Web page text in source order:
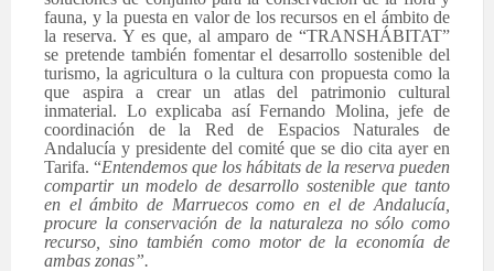
fauna, y la puesta en valor de los recursos en el ámbito de
la reserva. Y es que, al amparo de “TRANSHÁBITAT”
se pretende también fomentar el desarrollo sostenible del
turismo, la agricultura o la cultura con propuesta como la
que aspira a crear un atlas del patrimonio cultural
inmaterial. Lo explicaba así Fernando Molina, jefe de
coordinación de la Red de Espacios Naturales de
Andalucía y presidente del comité que se dio cita ayer en
Tarifa. “Entendemos que los hábitats de la reserva pueden
compartir un modelo de desarrollo sostenible que tanto
en el ámbito de Marruecos como en el de Andalucía,
procure la conservación de la naturaleza no sólo como
recurso, sino también como motor de la economía de
ambas zonas”.